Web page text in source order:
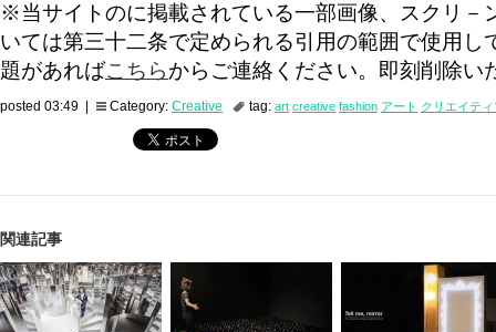
※当サイトのに掲載されている一部画像、スクリ－
いては第三十二条で定められる引用の範囲で使用し
題があればこちらからご連絡ください。即刻削除い
posted 03:49 | Category: Creative tag: art creative fashion アート クリエイティ
関連記事